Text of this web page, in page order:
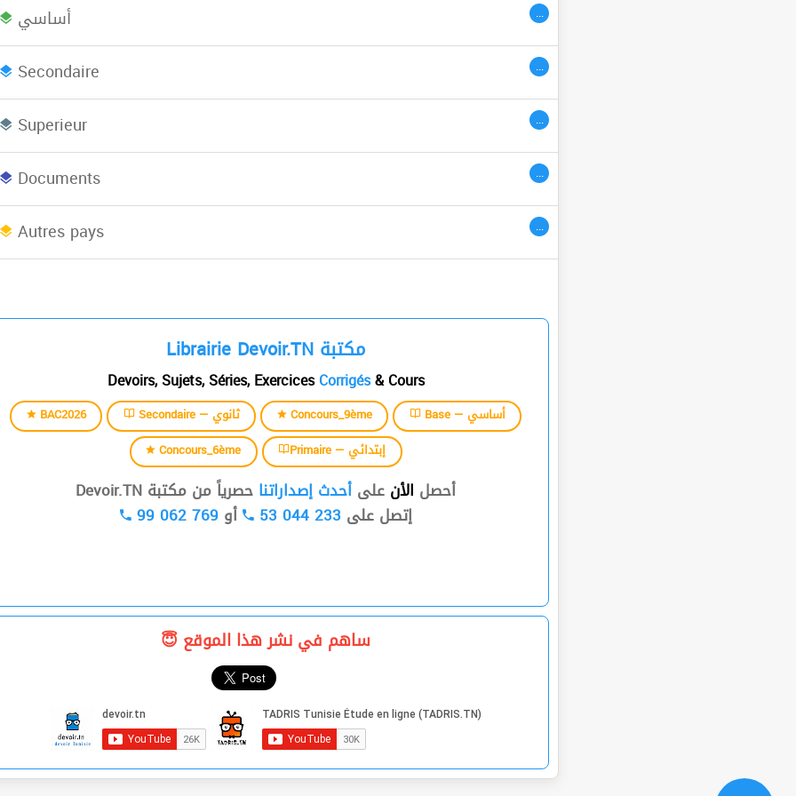
أساسي ...
Secondaire ...
Superieur ...
Bac plus 2
Documents ...
Concours
Autres pays ...
Afrique du Nord
Librairie Devoir.TN مكتبة
Devoirs, Sujets, Séries, ExercicesCorrigés& Cours
BAC2026 Secondaire — ثانوي Concours_9ème
Base — أساسي
Concours_6ème
Primaire — إبتدائي
أحصل الأن على أحدث إصداراتنا حصرياً من مكتبة Devoir.TN
إتصل على 53 044 233 أو99 062 769
ساهم في نشر هذا الموقع 😇